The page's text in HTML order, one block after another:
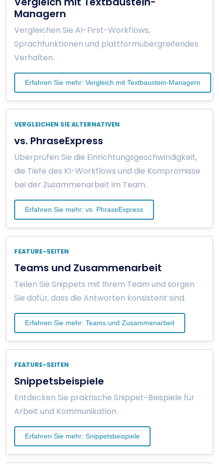
Managern
Vergleichen Sie AI-First-Workflows,
Sprachfunktionen und plattformübergreifendes
Verhalten.
Erfahren Sie mehr: Vergleich mit Textbaustein-Managern
VERGLEICHEN SIE ALTERNATIVEN
vs. PhraseExpress
Überprüfen Sie die Einrichtungsgeschwindigkeit,
die Tiefe des KI-Workflows und die Kompromisse
bei der Zusammenarbeit im Team.
Erfahren Sie mehr: vs. PhraseExpress
FEATURE-SEITEN
Teams und Zusammenarbeit
Teilen Sie Snippets mit Ihrem Team und sorgen
Sie dafür, dass die Antworten konsistent sind.
Erfahren Sie mehr: Teams und Zusammenarbeit
FEATURE-SEITEN
Snippetsbeispiele
Entdecken Sie praktische Snippet-Beispiele für
Arbeit und Kommunikation.
Erfahren Sie mehr: Snippetsbeispiele